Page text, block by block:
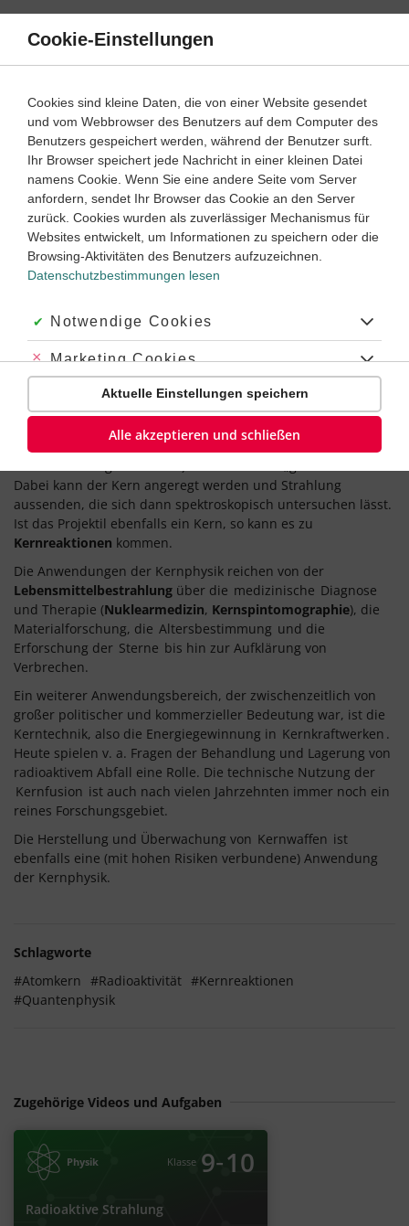
Direkt
Inhalt
Physik 5. Klasse ‐ Abitur
Kernphysik
Allgemein gesprochen ist dieKernphysik der Zweig der
Physik, der die Struktur und der Wechselwirkungen von
Atomkernenuntersucht. Sie ist damit zwischen der
Atomphysik und derHochenergie
Zu den experimentellen Methoden der Kernphysik gehören v.
a. die
Massenspektroskopie
Kernspektroskopie(Spektroskopie der von Atomkernen
emittiertenGammastrahlung) sowie dieKernspinresonanz
(Erzeugung von angeregten
Kernspinzuständen
Streuexperimenten werden sog. Projektile (z. B. Elektronen,
Dabei kann der Kern angeregt werden und Strahlung
aussenden, die sich dann spektroskopisch untersuchen lässt.
Ist das Projektil ebenfalls ein Kern, so kann es zu
Kernreaktionen kommen.
Die Anwendungen der Kernphysik reichen von der
Lebensmittelbestrahlung über die medizinische Diagnose
und Therapie (Nuklearmedizin, Kernspintomographie), die
Materialforschung, die Altersbestimmung und die
Erforschung der Sterne bis hin zur Aufklärung von
Verbrechen.
Ein weiterer Anwendungsbereich, der zwischenzeitlich von
großer politischer und kommerzieller Bedeutung war, ist die
Kerntechnik, also die Energiegewinnung in Kernkraftwerken .
Heute spielen v. a. Fragen der Behandlung und Lagerung von
radioaktivem Abfall eine Rolle. Die technische Nutzung der
Kernfusion ist auch nach vielen Jahrzehnten immer noch ein
reines Forschungsgebiet.
Die Herstellung und Überwachung von Kernwaffen ist
ebenfalls eine (mit hohen Risiken verbundene) Anwendung
der Kernphysik.
Schlagworte
#Atomkern #Radioaktivität #Kernreaktionen
#Quantenphysik
Zugehörige Videos und Aufgaben
Physik Klasse 9‐10
Radioaktive Strahlung
Cookie-Einstellungen
Cookies sind kleine Daten, die von einer Website gesendet
und vom Webbrowser des Benutzers auf dem Computer des
Benutzers gespeichert werden, während der Benutzer surft.
Ihr Browser speichert jede Nachricht in einer kleinen Datei
namens Cookie. Wenn Sie eine andere Seite vom Server
anfordern, sendet Ihr Browser das Cookie an den Server
zurück. Cookies wurden als zuverlässiger Mechanismus für
Websites entwickelt, um Informationen zu speichern oder die
Browsing-Aktivitäten des Benutzers aufzuzeichnen.
Datenschutzbestimmungen lesen
Akzeptiert:
Notwendige Cookies
Abgelehnt:
Marketing Cookies
Abgelehnt:
Personalisierungs-Cookies
Aktuelle Einstellungen speichern
Alle akzeptieren und schließen